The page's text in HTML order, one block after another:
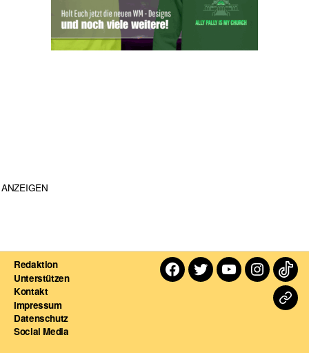
ANZEIGEN
Redaktion
Unterstützen
Kontakt
Impressum
Datenschutz
Social Media
Facebook
TwitterYoutube